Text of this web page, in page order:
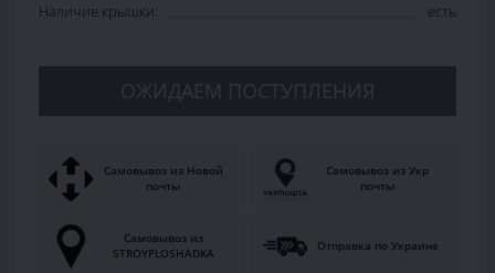
Наличие крышки:
есть
ОЖИДАЕМ ПОСТУПЛЕНИЯ
Самовывоз из Новой
почты
Самовывоз из Укр
почты
Самовывоз из
STROYPLOSHADKA
Отправка по Украине